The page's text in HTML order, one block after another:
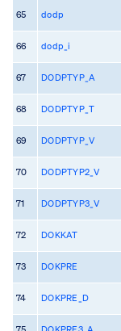
65 dodp
66 dodp_i
67 DODPTYP_A
68 DODPTYP_T
69 DODPTYP_V
70 DODPTYP2_V
71 DODPTYP3_V
72 DOKKAT
73 DOKPRE
74 DOKPRE_D